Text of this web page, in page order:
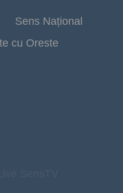
Sens Național
cu Oreste